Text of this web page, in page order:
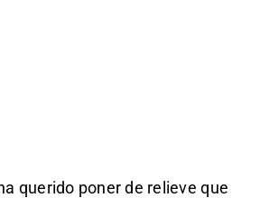
querido poner de relieve que